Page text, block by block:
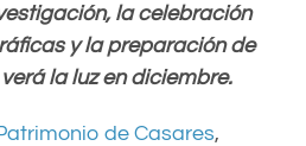
la celebración
y la preparación de
la luz en diciembre.
de Casares,